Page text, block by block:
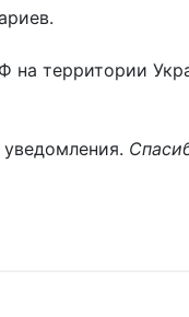
на территории